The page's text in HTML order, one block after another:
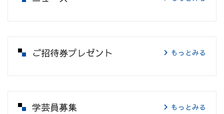
ご招待券プレゼント もっとみる
学芸員募集 もっとみる